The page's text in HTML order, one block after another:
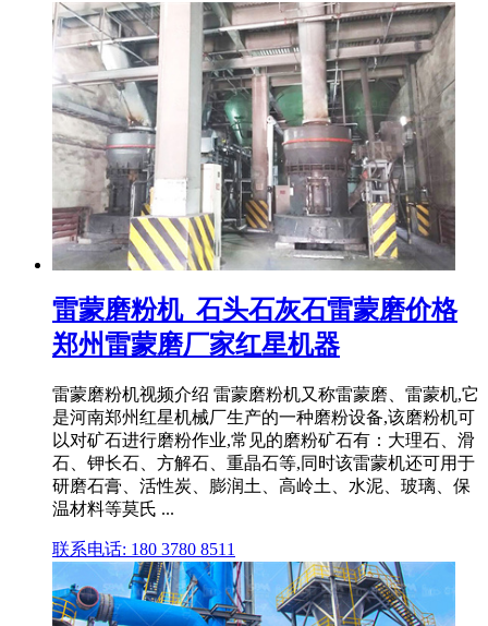
雷蒙磨粉机_石头石灰石雷蒙磨价格
郑州雷蒙磨厂家红星机器
雷蒙磨粉机视频介绍 雷蒙磨粉机又称雷蒙磨、雷蒙机,它
是河南郑州红星机械厂生产的一种磨粉设备,该磨粉机可
以对矿石进行磨粉作业,常见的磨粉矿石有：大理石、滑
石、钾长石、方解石、重晶石等,同时该雷蒙机还可用于
研磨石膏、活性炭、膨润土、高岭土、水泥、玻璃、保
温材料等莫氏 ...
联系电话: 180 3780 8511